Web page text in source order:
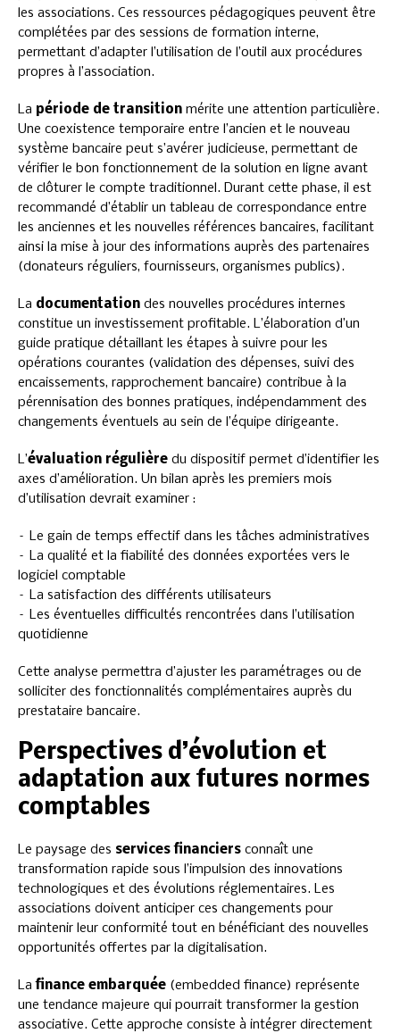
les associations. Ces ressources pédagogiques peuvent être
complétées par des sessions de formation interne,
permettant d’adapter l’utilisation de l’outil aux procédures
propres à l’association.
La période de transition mérite une attention particulière.
Une coexistence temporaire entre l’ancien et le nouveau
système bancaire peut s’avérer judicieuse, permettant de
vérifier le bon fonctionnement de la solution en ligne avant
de clôturer le compte traditionnel. Durant cette phase, il est
recommandé d’établir un tableau de correspondance entre
les anciennes et les nouvelles références bancaires, facilitant
ainsi la mise à jour des informations auprès des partenaires
(donateurs réguliers, fournisseurs, organismes publics).
La documentation des nouvelles procédures internes
constitue un investissement profitable. L’élaboration d’un
guide pratique détaillant les étapes à suivre pour les
opérations courantes (validation des dépenses, suivi des
encaissements, rapprochement bancaire) contribue à la
pérennisation des bonnes pratiques, indépendamment des
changements éventuels au sein de l’équipe dirigeante.
L’évaluation régulière du dispositif permet d’identifier les
axes d’amélioration. Un bilan après les premiers mois
d’utilisation devrait examiner :
– Le gain de temps effectif dans les tâches administratives
– La qualité et la fiabilité des données exportées vers le
logiciel comptable
– La satisfaction des différents utilisateurs
– Les éventuelles difficultés rencontrées dans l’utilisation
quotidienne
Cette analyse permettra d’ajuster les paramétrages ou de
solliciter des fonctionnalités complémentaires auprès du
prestataire bancaire.
Perspectives d’évolution et
adaptation aux futures normes
comptables
Le paysage des services financiers connaît une
transformation rapide sous l’impulsion des innovations
technologiques et des évolutions réglementaires. Les
associations doivent anticiper ces changements pour
maintenir leur conformité tout en bénéficiant des nouvelles
opportunités offertes par la digitalisation.
Lafinance embarquée (embedded finance) représente
une tendance majeure qui pourrait transformer la gestion
associative. Cette approche consiste à intégrer directement